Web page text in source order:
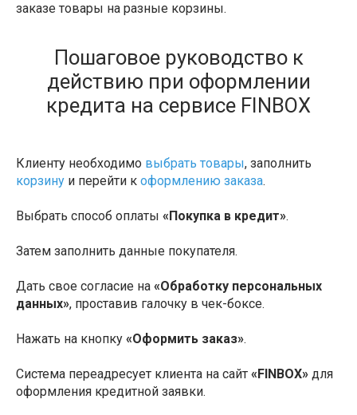
заказе товары на разные корзины.
Пошаговое руководство к
действию при оформлении
кредита на сервисе FINBOX
Клиенту необходимо выбрать товары, заполнить
корзину и перейти к оформлению заказа.
Выбрать способ оплаты «Покупка в кредит».
Затем заполнить данные покупателя.
Дать свое согласие на «Обработку персональных
данных», проставив галочку в чек-боксе.
Нажать на кнопку «Оформить заказ».
Система переадресует клиента на сайт «FINBOX» для
оформления кредитной заявки.